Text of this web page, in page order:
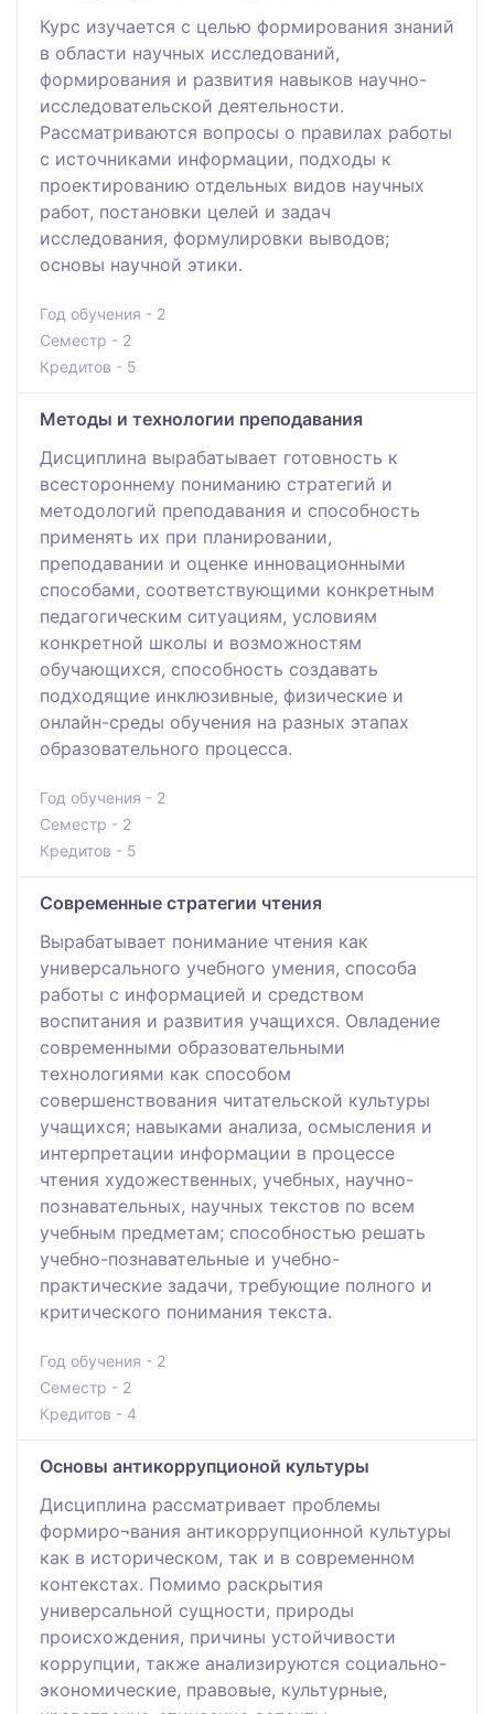
Курс изучается с целью формирования знаний
в области научных исследований,
формирования и развития навыков научно-
исследовательской деятельности.
Рассматриваются вопросы о правилах работы
с источниками информации, подходы к
проектированию отдельных видов научных
работ, постановки целей и задач
исследования, формулировки выводов;
основы научной этики.
Год обучения - 2
Семестр - 2
Кредитов - 5
Методы и технологии преподавания
Дисциплина вырабатывает готовность к
всестороннему пониманию стратегий и
методологий преподавания и способность
применять их при планировании,
преподавании и оценке инновационными
способами, соответствующими конкретным
педагогическим ситуациям, условиям
конкретной школы и возможностям
обучающихся, способность создавать
подходящие инклюзивные, физические и
онлайн-среды обучения на разных этапах
образовательного процесса.
Год обучения - 2
Семестр - 2
Кредитов - 5
Современные стратегии чтения
Вырабатывает понимание чтения как
универсального учебного умения, способа
работы с информацией и средством
воспитания и развития учащихся. Овладение
современными образовательными
технологиями как способом
совершенствования читательской культуры
учащихся; навыками анализа, осмысления и
интерпретации информации в процессе
чтения художественных, учебных, научно-
познавательных, научных текстов по всем
учебным предметам; способностью решать
учебно-познавательные и учебно-
практические задачи, требующие полного и
критического понимания текста.
Год обучения - 2
Семестр - 2
Кредитов - 4
Основы антикоррупционой культуры
Дисциплина рассматривает проблемы
формиро¬вания антикоррупционной культуры
как в историческом, так и в современном
контекстах. Помимо раскрытия
универсальной сущности, природы
происхождения, причины устойчивости
коррупции, также анализируются социально-
экономические, правовые, культурные,